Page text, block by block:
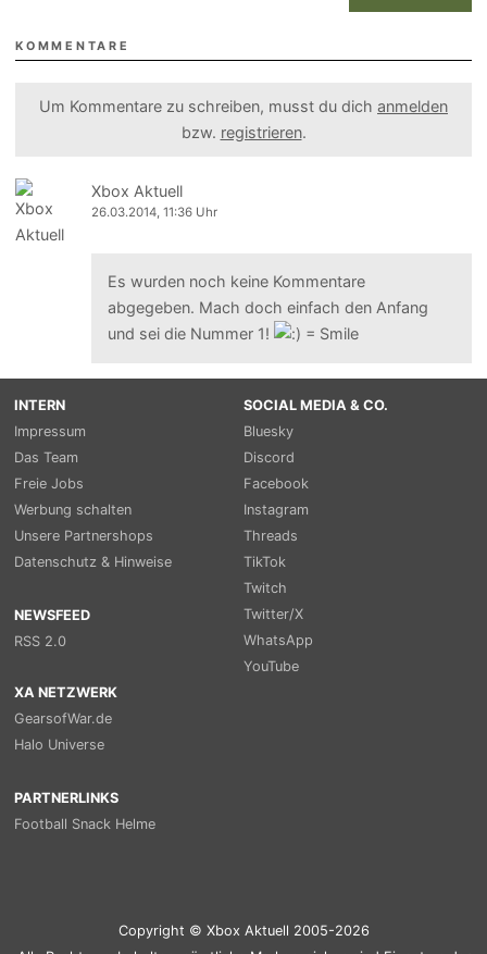
KOMMENTARE
Um Kommentare zu schreiben, musst du dich anmelden
bzw. registrieren.
Xbox Aktuell
26.03.2014, 11:36 Uhr
Es wurden noch keine Kommentare
abgegeben. Mach doch einfach den Anfang
und sei die Nummer 1!
INTERN
Impressum
Das Team
Freie Jobs
Werbung schalten
Unsere Partnershops
Datenschutz & Hinweise
NEWSFEED
RSS 2.0
SOCIAL MEDIA & CO.
Bluesky
Discord
Facebook
Instagram
Threads
TikTok
Twitch
Twitter/X
WhatsApp
YouTube
XA NETZWERK
GearsofWar.de
Halo Universe
PARTNERLINKS
Football Snack Helme
Copyright © Xbox Aktuell 2005-2026